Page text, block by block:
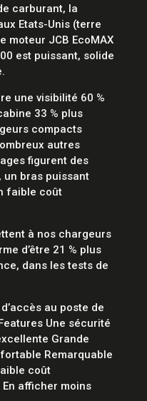
carburant, la
Etats-Unis (terre
moteur JCB EcoMAX
est puissant, solide
une visibilité 60 %
33 % plus
compacts
autres
figurent des
un bras puissant
faible coût
à nos chargeurs
d’être 21 % plus
dans les tests de
au poste de
Une sécurité
Grande
Remarquable
coût
En afficher moins